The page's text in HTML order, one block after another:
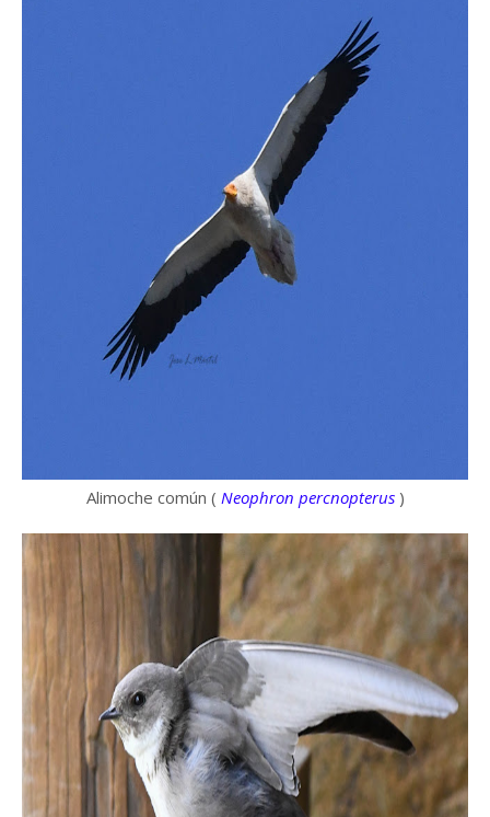
Alimoche común ( Neophron percnopterus)